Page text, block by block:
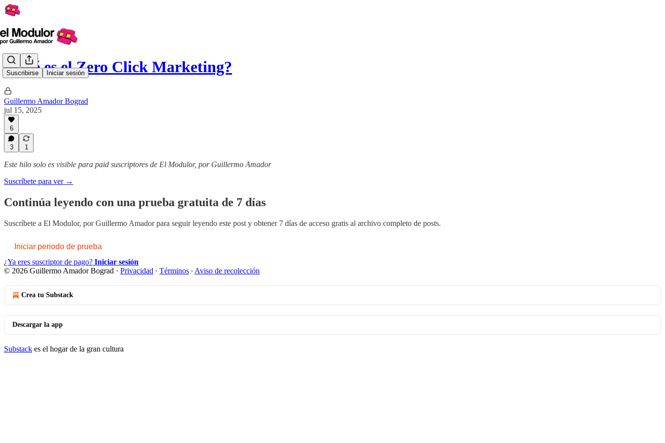
Suscribirse Iniciar sesión
¿Qué es el Zero Click Marketing?
Guillermo Amador Bograd
jul 15, 2025
6
3 1
Este hilo solo es visible para paid suscriptores de El Modulor, por Guillermo Amador
Suscríbete para ver →
Continúa leyendo con una prueba gratuita de 7 días
Suscríbete a El Modulor, por Guillermo Amadorpara seguir leyendo este post y obtener 7 días de acceso gratis al archivo completo de posts.
Iniciar periodo de prueba
¿Ya eres suscriptor de pago? Iniciar sesión
© 2026 Guillermo Amador Bograd · Privacidad ∙ Términos ∙ Aviso de recolección
Crea tu Substack
Descargar la app
Substack es el hogar de la gran cultura